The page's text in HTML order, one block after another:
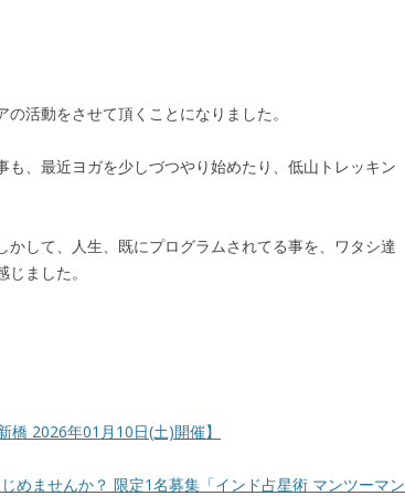
活動をさせて頂くことになりました。
、最近ヨガを少しづつやり始めたり、低山トレッキン
して、人生、既にプログラムされてる事を、ワタシ達
ました。
橋 2026年01月10日(土)開催】
めませんか？ 限定1名募集「インド占星術 マンツーマン